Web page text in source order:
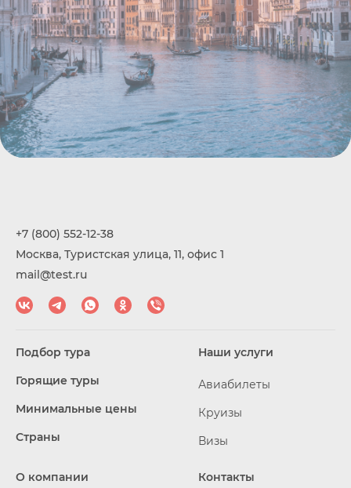
+7 (800) 552-12-38
Москва, Туристская улица, 11, офис 1
mail@test.ru
Подбор тура
Горящие туры
Минимальные цены
Страны
Наши услуги
Авиабилеты
Круизы
Визы
О компании Контакты